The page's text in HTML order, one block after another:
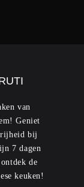
van
Geniet
bij
7 dagen
de
keuken!